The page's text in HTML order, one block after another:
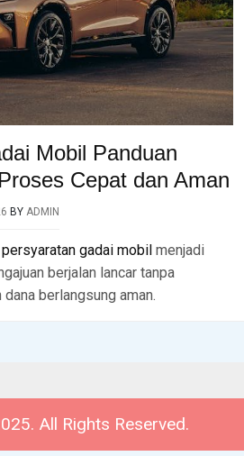
Mobil Panduan
Cepat dan Aman
BY ADMIN
persyaratan gadai mobil menjadi
berjalan lancar tanpa
berlangsung aman.